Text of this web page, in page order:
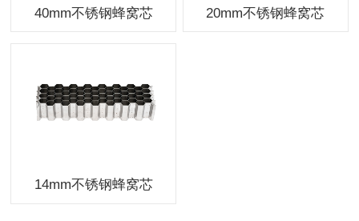
40mm不锈钢蜂窝芯 20mm不锈钢蜂窝芯
14mm不锈钢蜂窝芯